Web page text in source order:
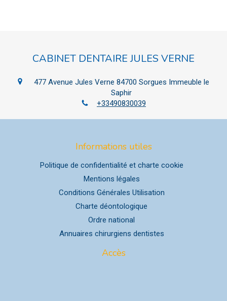
CABINET DENTAIRE JULES VERNE
477 Avenue Jules Verne 84700 Sorgues Immeuble le
Saphir
+33490830039
Informations utiles
Politique de confidentialité et charte cookie
Mentions légales
Conditions Générales Utilisation
Charte déontologique
Ordre national
Annuaires chirurgiens dentistes
Accès